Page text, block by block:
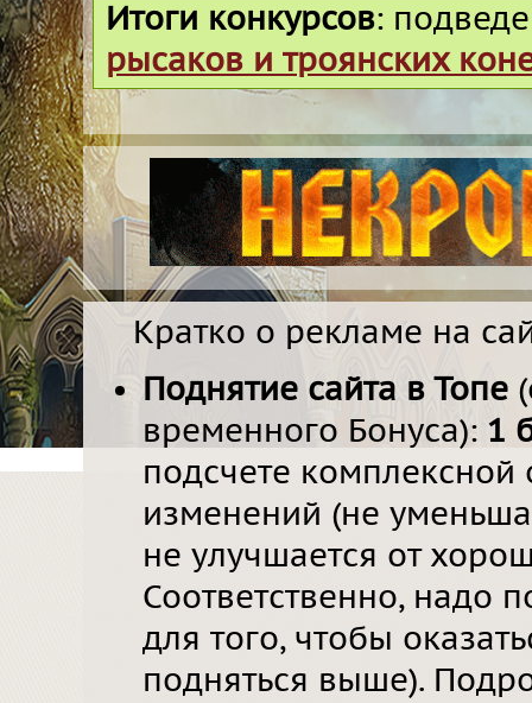
Итоги конкурсов:
рысаков и троянских
Кратко о рекламе на
Поднятие сайта в Топе
временного Бонуса): 1
подсчете комплексной
изменений (не
не улучшается от
Соответственно, надо
для того, чтобы
подняться выше).